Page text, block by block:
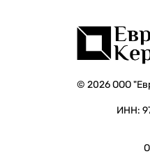
© 2026 ООО
ИНН: